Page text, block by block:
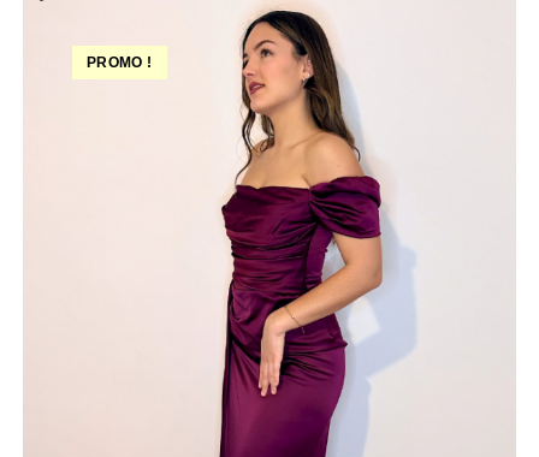
PROMO !